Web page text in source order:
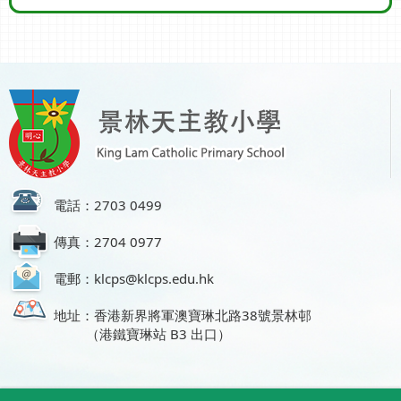
電話：2703 0499
傳真：2704 0977
電郵：klcps@klcps.edu.hk
地址：香港新界將軍澳寶琳北路38號景林邨
（港鐵寶琳站 B3 出口）